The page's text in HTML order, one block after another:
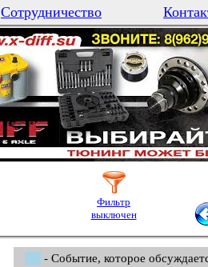
Сотрудничество
Фильтр
выключен
- Событие, которое